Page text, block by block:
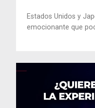
Estados Unidos y
emocionante que